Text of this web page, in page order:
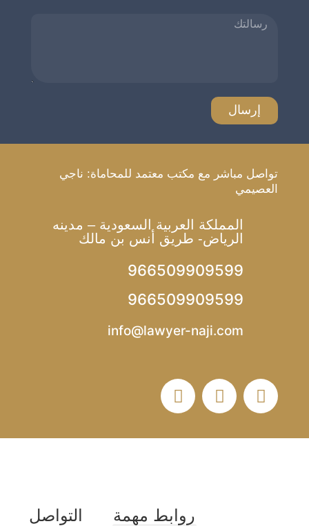
تواصل مباشر مع مكتب معتمد للمحاماة: ناجي
العصيمي
المملكة العربية السعودية – مدينه
الرياض- طريق أنس بن مالك
966509909599
966509909599
info@lawyer-naji.com
روابط مهمة التواصل